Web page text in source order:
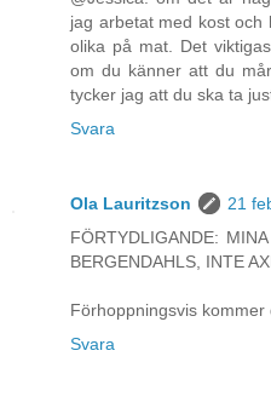
jag arbetat med kost och
olika på mat. Det
om du känner att du
tycker jag att du ska ta
Svara
Ola Lauritzson
21
FÖRTYDLIGANDE:
BERGENDAHLS, INTE
Förhoppningsvis
Svara